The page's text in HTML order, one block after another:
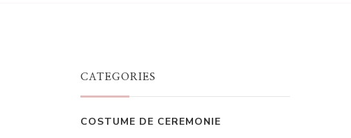
CATEGORIES
COSTUME DE CEREMONIE